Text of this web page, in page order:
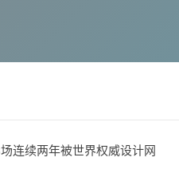
连续两年被世界权威设计网